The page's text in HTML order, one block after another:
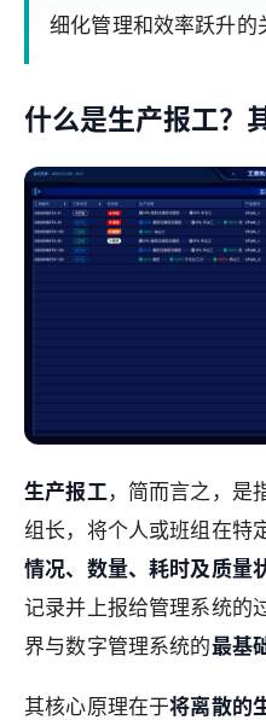
细化管理和效率跃升的
什么是生产报工？
生产报工 ，简而言之，是
组长，将个人或班组在特
情况、数量、耗时及质量
记录并上报给管理系统的
界与数字管理系统的最基
其核心原理在于将离散的